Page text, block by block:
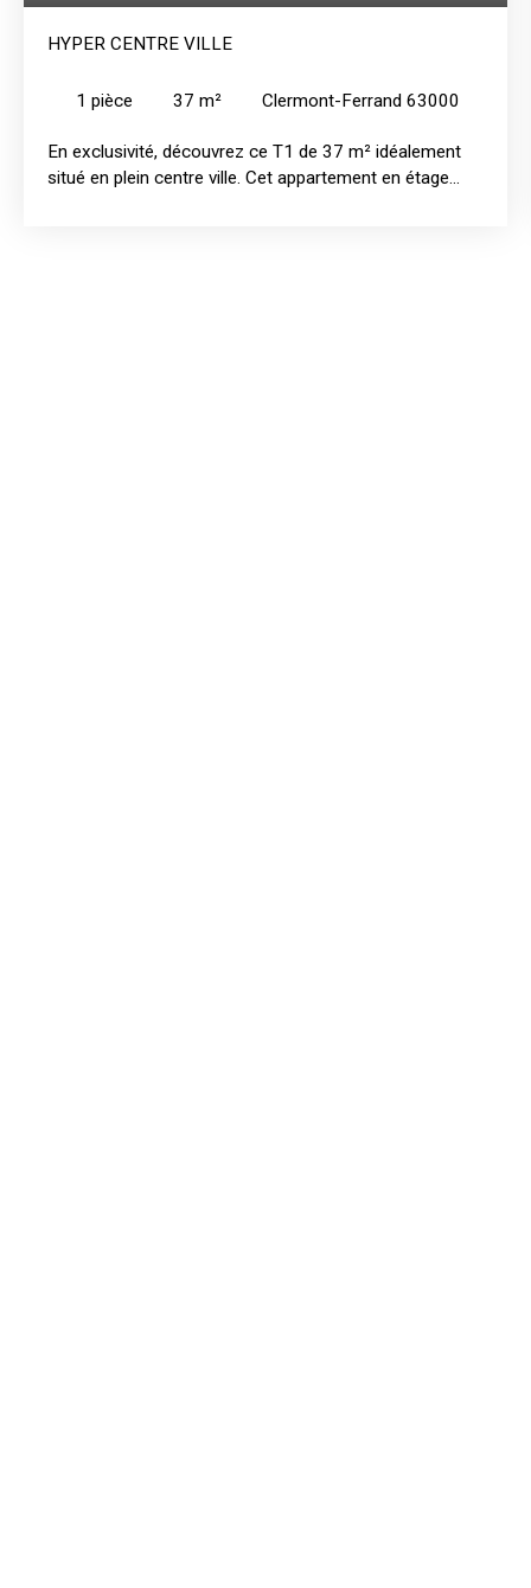
HYPER CENTRE VILLE
1 pièce 37 m² Clermont-Ferrand 63000
En exclusivité, découvrez ce T1 de 37 m² idéalement
situé en plein centre ville. Cet appartement en étage